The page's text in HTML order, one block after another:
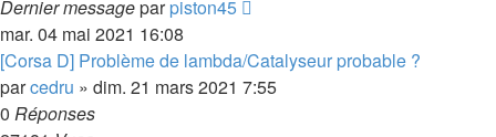
Dernier messageparpiston45
mar. 04 mai 2021 16:08
[Corsa D] Problème de lambda/Catalyseur probable ?
parcedru » dim. 21 mars 2021 7:55
0 Réponses